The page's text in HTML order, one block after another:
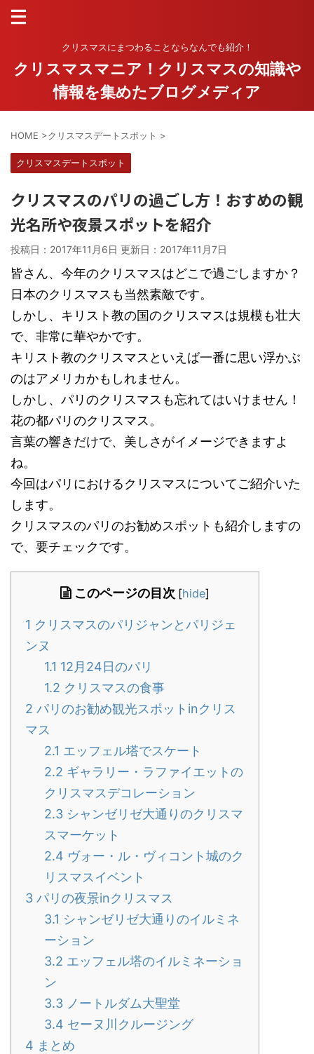
クリスマスにまつわることならなんでも紹介！
クリスマスマニア！クリスマスの知識や
情報を集めたブログメディア
HOME >クリスマスデートスポット >
クリスマスデートスポット
クリスマスのパリの過ごし方！おすめの観
光名所や夜景スポットを紹介
投稿日：2017年11月6日 更新日： 2017年11月7日
皆さん、今年のクリスマスはどこで過ごしますか？
日本のクリスマスも当然素敵です。
しかし、キリスト教の国のクリスマスは規模も壮大
で、非常に華やかです。
キリスト教のクリスマスといえば一番に思い浮かぶ
のはアメリカかもしれません。
しかし、パリのクリスマスも忘れてはいけません！
花の都パリのクリスマス。
言葉の響きだけで、美しさがイメージできますよ
ね。
今回はパリにおけるクリスマスについてご紹介いた
します。
クリスマスのパリのお勧めスポットも紹介しますの
で、要チェックです。
このページの目次 [hide]
1 クリスマスのパリジャンとパリジェ
ンヌ
1.1 12月24日のパリ
1.2 クリスマスの食事
2 パリのお勧め観光スポットinクリス
マス
2.1 エッフェル塔でスケート
2.2 ギャラリー・ラファイエットの
クリスマスデコレーション
2.3 シャンゼリゼ大通りのクリスマ
スマーケット
2.4 ヴォー・ル・ヴィコント城のク
リスマスイベント
3 パリの夜景inクリスマス
3.1 シャンゼリゼ大通りのイルミネ
ーション
3.2 エッフェル塔のイルミネーショ
ン
3.3 ノートルダム大聖堂
3.4 セーヌ川クルージング
4 まとめ